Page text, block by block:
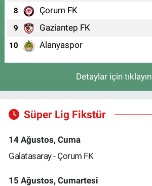
8 Çorum FK
9 Gaziantep FK
10 Alanyaspor
Detaylar için tıklayın
Süper Lig Fikstür
14 Ağustos, Cuma
Galatasaray - Çorum FK
15 Ağustos, Cumartesi